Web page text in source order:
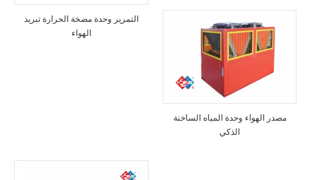
التمرير وحدة مضخة الحرارة تبريد
الهواء
مصدر الهواء وحدة المياه الساخنة
الذكي